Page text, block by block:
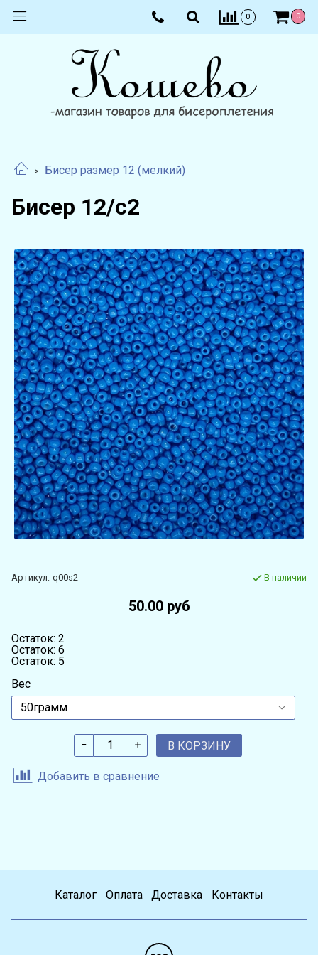
0 0
Бисер размер 12 (мелкий)
Бисер 12/с2
Артикул: q00s2 В наличии
50.00 руб
Остаток: 2
Остаток: 6
Остаток: 5
Вес
В КОРЗИНУ
Добавить в сравнение
Каталог Оплата Доставка Контакты